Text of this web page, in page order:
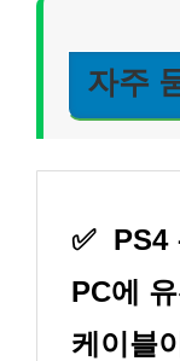
자주
✅ PS4
PC에
케이블